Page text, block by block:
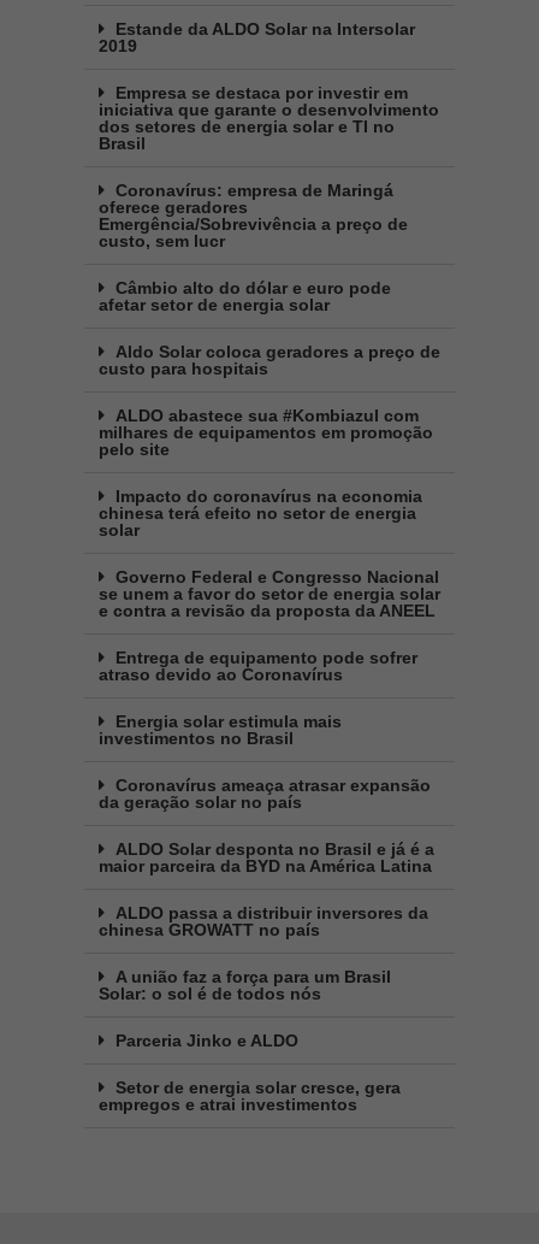
Estande da ALDO Solar na Intersolar
2019
Empresa se destaca por investir em
iniciativa que garante o desenvolvimento
dos setores de energia solar e TI no
Brasil
Coronavírus: empresa de Maringá
oferece geradores
Emergência/Sobrevivência a preço de
custo, sem lucr
Câmbio alto do dólar e euro pode
afetar setor de energia solar
Aldo Solar coloca geradores a preço de
custo para hospitais
ALDO abastece sua #Kombiazul com
milhares de equipamentos em promoção
pelo site
Impacto do coronavírus na economia
chinesa terá efeito no setor de energia
solar
Governo Federal e Congresso Nacional
se unem a favor do setor de energia solar
e contra a revisão da proposta da ANEEL
Entrega de equipamento pode sofrer
atraso devido ao Coronavírus
Energia solar estimula mais
investimentos no Brasil
Coronavírus ameaça atrasar expansão
da geração solar no país
ALDO Solar desponta no Brasil e já é a
maior parceira da BYD na América Latina
ALDO passa a distribuir inversores da
chinesa GROWATT no país
A união faz a força para um Brasil
Solar: o sol é de todos nós
Parceria Jinko e ALDO
Setor de energia solar cresce, gera
empregos e atrai investimentos